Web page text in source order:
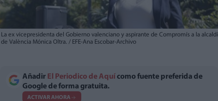
La ex vicepresidenta del Gobierno valenciano y aspirante de Compromís a la
de València Mónica Oltra. / EFE-Ana Escobar-Archivo
Añadir El Periodico de Aquí como fuente preferida de
Google de forma gratuita.
ACTIVAR AHORA